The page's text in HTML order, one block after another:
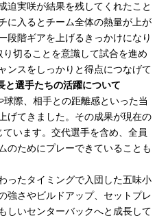
迫実咲が結果を残してくれたこと
に入るとチーム全体の熱量が上が
段階ギアを上げるきっかけになり
切ることを意識して試合を進め
ンスをしっかりと得点につなげて
と選手たちの活躍について
際、相手との距離感といった当
げてきました。その成果が現在の
います。交代選手を含め、全員
のためにプレーできていることも
ったタイミングで入団した五味小
強さやビルドアップ、セットプレ
しいセンターバックへと成長して